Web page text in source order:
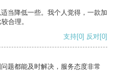
当降低一些。我个人觉得，一款加
合理。
支持[0] 反对[0]
题都能及时解决，服务态度非常